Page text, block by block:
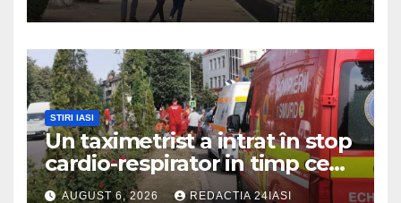
STIRI IASI
Un taximetrist a intrat în stop
cardio-respirator in timp ce
se afla la volan
AUGUST 6, 2026 REDACTIA 24IASI